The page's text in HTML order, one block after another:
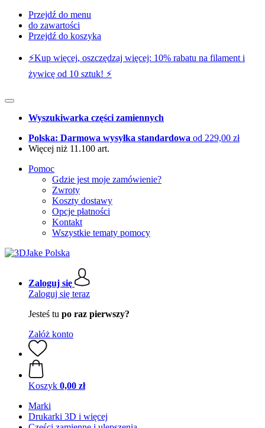
Przejdź do menu
do zawartości
Przejdź do koszyka
⚡️Kup więcej, oszczędzaj więcej: 10% rabatu na filament i
żywicę od 10 sztuk! ⚡️
Wyszukiwarka części zamiennych
Polska: Darmowa wysyłka standardowa od 229,00 zł
Więcej niż 11.100 art.
Pomoc
Gdzie jest moje zamówienie?
Zwroty
Koszty dostawy
Opcje płatności
Kontakt
Wszystkie tematy pomocy
Zaloguj się
Zaloguj się teraz
Jesteś tu po raz pierwszy?
Załóż konto
Koszyk 0,00 zł
Marki
Drukarki 3D i więcej